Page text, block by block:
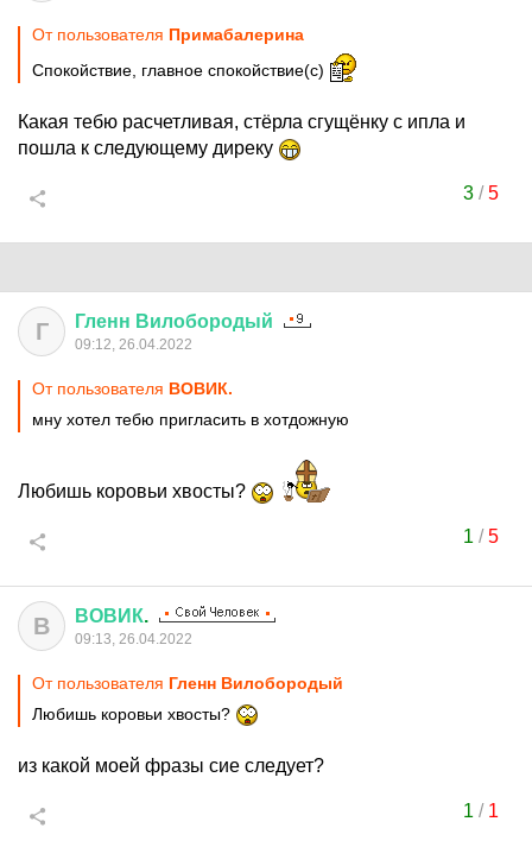
От пользователя Примaбaлеринa
Спокойствие, главное спокойствие(с)
Какая тебю расчетливая, стёрла сгущёнку с ипла и
пошла к следующему диреку
3/5
Г Гленн Вилобородый
09:12, 26.04.2022
От пользователя ВОВИК.
мну хотел тебю пригласить в хотдожную
Любишь коровьи хвосты?
1 /5
В ВОВИК.
09:13, 26.04.2022
От пользователя Гленн Вилобородый
Любишь коровьи хвосты?
из какой моей фразы сие следует?
1 / 1